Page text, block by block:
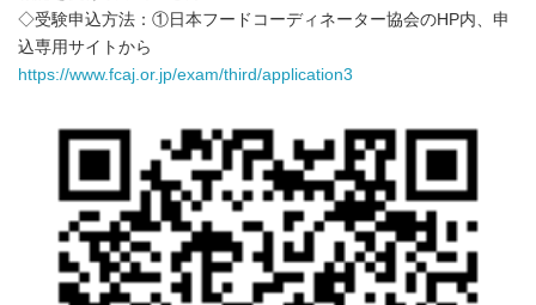
◇受験申込方法：①日本フードコーディネーター協会のHP内、申
込専用サイトから
https://www.fcaj.or.jp/exam/third/application3